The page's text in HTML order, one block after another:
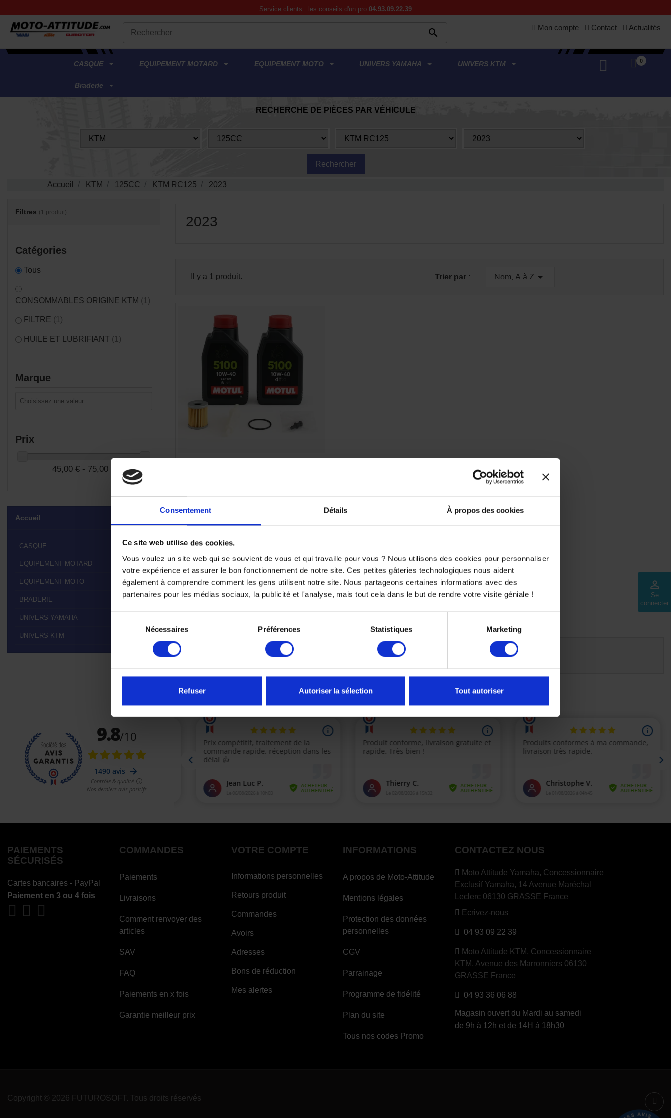
Consentement Détails À propos des cookies
Ce site web utilise des cookies.
Vous voulez un site web qui se souvient de vous et qui travaille pour vous ? Nous utilisons des cookies pour personnaliser
votre expérience et assurer le bon fonctionnement de notre site. Ces petites gâteries technologiques nous aident
également à comprendre comment les gens utilisent notre site. Nous partageons certaines informations avec des
partenaires pour les médias sociaux, la publicité et l'analyse, mais tout cela dans le but de rendre votre visite géniale !
consentement
Nécessaires Préférences Statistiques Marketing
Refuser Autoriser la sélection Tout autoriser
perm_identity
Se
connecter
Service clients : les conseils d'un pro 04.93.09.22.39
 Mon compte Contact Actualités
.
CASQUE EQUIPEMENT MOTARD EQUIPEMENT MOTO UNIVERS YAMAHA UNIVERS KTM
Braderie
0
RECHERCHE DE PIÈCES PAR VÉHICULE
Accueil KTM 125CC KTM RC125 2023
Filtres (1 produit)
Catégories
Tous
CONSOMMABLES ORIGINE KTM (1)
FILTRE (1)
HUILE ET LUBRIFIANT (1)
Marque
Prix
45,00 € - 75,00 €
Accueil
CASQUE 
EQUIPEMENT MOTARD 
EQUIPEMENT MOTO 
BRADERIE
UNIVERS YAMAHA
UNIVERS KTM
2023
Il y a 1 produit. Trier par : Nom, A à Z 
Affichage 1-1 de 1 article(s)
PAIEMENTS
SÉCURISÉS
Cartes bancaires - PayPal
Paiement en 3 ou 4 fois
COMMANDES
Paiements
Livraisons
Comment renvoyer des
articles
SAV
FAQ
Paiements en x fois
Garantie meilleur prix
VOTRE COMPTE
Informations personnelles
Retours produit
Commandes
Avoirs
Adresses
Bons de réduction
Mes alertes
INFORMATIONS
A propos de Moto-Attitude
Mentions légales
Protection des données
personnelles
CGV
Parrainage
Programme de fidélité
Plan du site
Tous nos codes Promo
CONTACTEZ NOUS
Moto Attitude Yamaha, Concessionnaire
Exclusif Yamaha, 14 Avenue Maréchal
Leclerc 06130 GRASSE France
Ecrivez-nous
04 93 09 22 39
Moto Attitude KTM, Concessionnaire
KTM, Avenue des Marronniers 06130
GRASSE France
04 93 36 06 88
Magasin ouvert du Mardi au samedi
de 9h à 12h et de 14H à 18h30
Copyright © 2026 FUTUROSOFT. Tous droits réservés